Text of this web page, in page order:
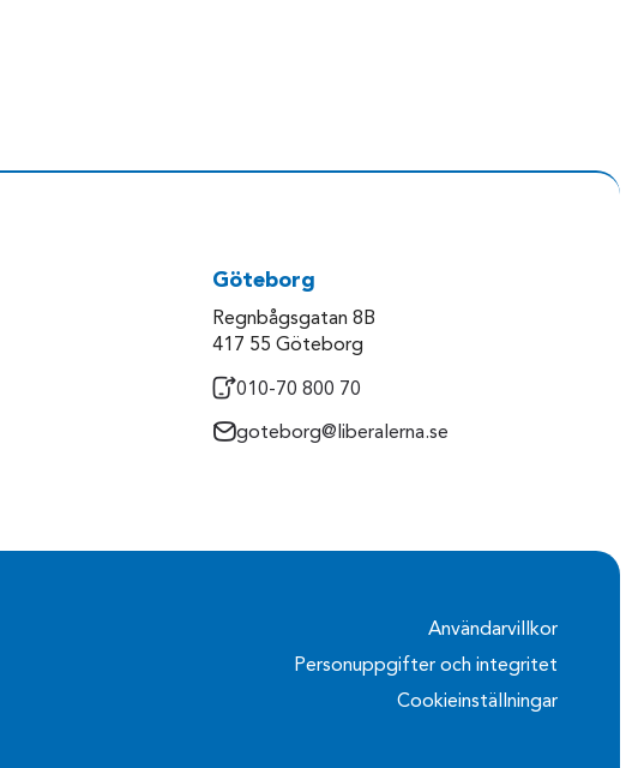
Göteborg
Regnbågsgatan 8B
417 55 Göteborg
010-70 800 70
goteborg@liberalerna.se
Användarvillkor
Personuppgifter och integritet
Cookieinställningar